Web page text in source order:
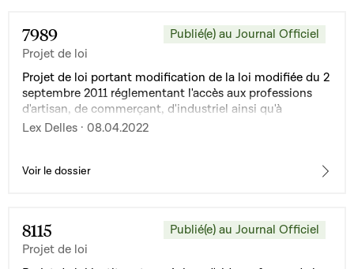
7989
Projet de loi
Publié(e) au Journal Officiel
Projet de loi portant modification de la loi modifiée du 2
septembre 2011 réglementant l'accès aux professions
d'artisan, de commerçant, d'industriel ainsi qu'à
certaines professions libérales
Lex Delles · 08.04.2022
Voir le dossier
8115
Projet de loi
Publié(e) au Journal Officiel